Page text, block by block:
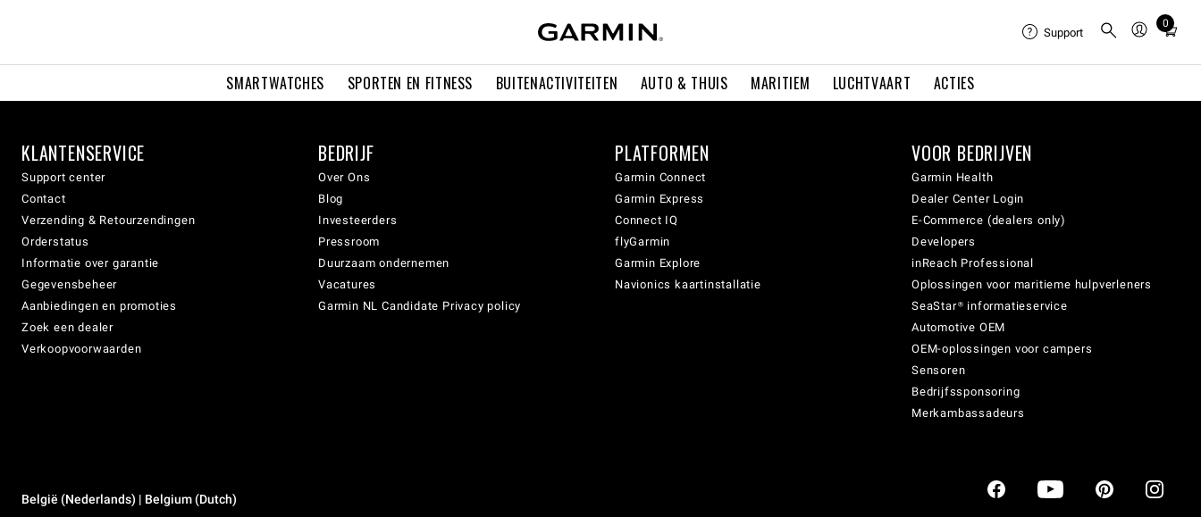
SMARTWATCHES SPORTEN EN FITNESS BUITENACTIVITEITEN AUTO & THUIS MARITIEM LUCHTVAART ACTIES
Support
0
Total
cart:
KLANTENSERVICE
Support center
Contact
Verzending & Retourzendingen
Orderstatus
Informatie over garantie
Gegevensbeheer
Aanbiedingen en promoties
Zoek een dealer
Verkoopvoorwaarden
BEDRIJF
Over Ons
Blog
Investeerders
Pressroom
Duurzaam ondernemen
Vacatures
Garmin NL Candidate Privacy policy
PLATFORMEN
Garmin Connect
Garmin Express
Connect IQ
flyGarmin
Garmin Explore
Navionics kaartinstallatie
VOOR BEDRIJVEN
Garmin Health
Dealer Center Login
E-Commerce (dealers only)
Developers
inReach Professional
Oplossingen voor maritieme hulpverleners
SeaStar® informatieservice
Automotive OEM
OEM-oplossingen voor campers
Sensoren
Bedrijfssponsoring
Merkambassadeurs
België (Nederlands) | Belgium (Dutch)